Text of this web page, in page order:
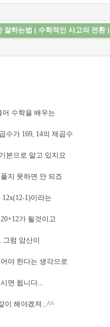
잘하는법 ( 수학적인 사고의 전환 )
수학을 배우는
수가 169, 14의 제곱수
본으로 알고 있지요
지 못하면 안 되죠
1)이라는
가 될것이고
럼 암산이
야 한다는 생각으로
면 됩니다...
이 해야겠져...^^